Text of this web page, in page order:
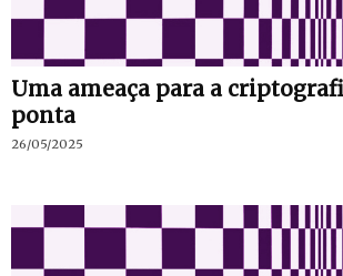
Uma ameaça para a
ponta
26/05/2025